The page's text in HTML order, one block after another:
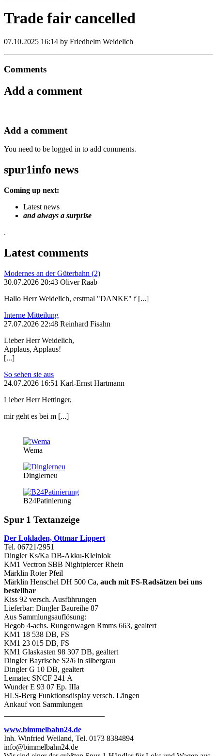
Trade fair cancelled
07.10.2025 16:14 by Friedhelm Weidelich
Comments
Add a comment
Add a comment
You need to be logged in to add comments.
spur1info news
Coming up next:
Latest news
and always a surprise
.
Latest comments
Modernes an der Güterbahn (2)
30.07.2026 20:43 Oliver Raab
Hallo Herr Weidelich, erstmal "DANKE" f [...]
Interne Mitteilung
27.07.2026 22:48 Reinhard Fisahn
Lieber Herr Weidelich,
Applaus, Applaus!
[...]
So sehen sie aus
24.07.2026 16:51 Karl-Ernst Hartmann
Lieber Herr Hettinger,
mir geht es bei m [...]
Wema
Dinglerneu
B24Patinierung
Spur 1 Textanzeige
Der Lokladen, Ottmar Lippert
Tel. 06721/2951
Dingler Ks/Ka DB-Akku-Kleinlok
KM1 Vectron SBB Nightpiercer Rhein
Märklin Roter Pfeil
Märklin Henschel DH 500 Ca, auch mit FS-Radsätzen bei uns
bestellbar
Kiss 92 versch. Ausführungen
Lieferbar: Dingler Baureihe 87
Aus Sammlungsauflösung:
Hegob 4-achs. Rungenwagen Rmms 663, gealtert
KM1 18 538 DB, FS
KM1 23 015 DB, FS
KM1 Glaskasten 98 307 DB, gealtert
Dingler Bayrische S2/6 in silbergrau
Dingler G 10 DB, gealtert
Lematec SNCF 241 A
Wunder E 93 07 Ep. IIIa
HLS-Berg Funktionsdisplay versch. Längen
Ankauf von Sammlungen
www.bimmelbahn24.de
Inh. Winfried Weiland, Tel. 0173 8384894
info@bimmelbahn24.de